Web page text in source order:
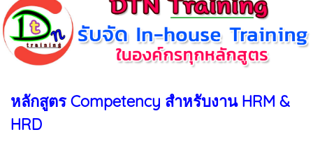
หลักสูตร Competency สำหรับงาน HRM &
HRD